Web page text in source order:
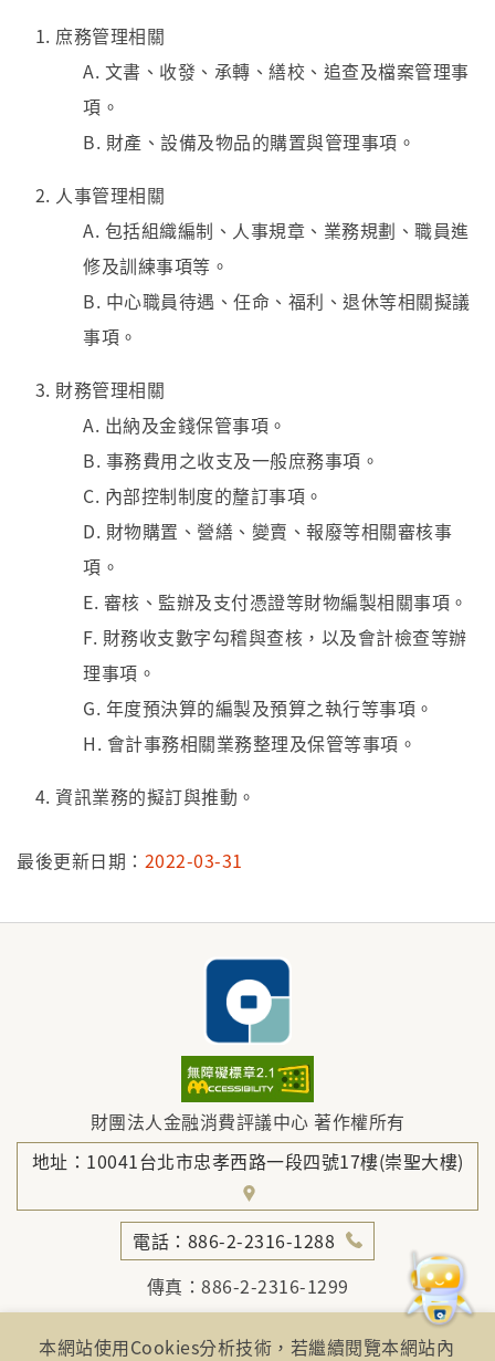
庶務管理相關
A. 文書、收發、承轉、繕校、追查及檔案管理事
項。
B. 財產、設備及物品的購置與管理事項。
人事管理相關
A. 包括組織編制、人事規章、業務規劃、職員進
修及訓練事項等。
B. 中心職員待遇、任命、福利、退休等相關擬議
事項。
財務管理相關
A. 出納及金錢保管事項。
B. 事務費用之收支及一般庶務事項。
C. 內部控制制度的釐訂事項。
D. 財物購置、營繕、變賣、報廢等相關審核事
項。
E. 審核、監辦及支付憑證等財物編製相關事項。
F. 財務收支數字勾稽與查核，以及會計檢查等辦
理事項。
G. 年度預決算的編製及預算之執行等事項。
H. 會計事務相關業務整理及保管等事項。
資訊業務的擬訂與推動。
最後更新日期： 2022-03-31
財團法人金融消費評議中心 著作權所有
地址：10041台北市忠孝西路一段四號17樓(崇聖大樓)
電話：886-2-2316-1288
傳真：886-2-2316-1299
金融服務專線：1998
本網站使用Cookies分析技術，若繼續閱覽本網站內